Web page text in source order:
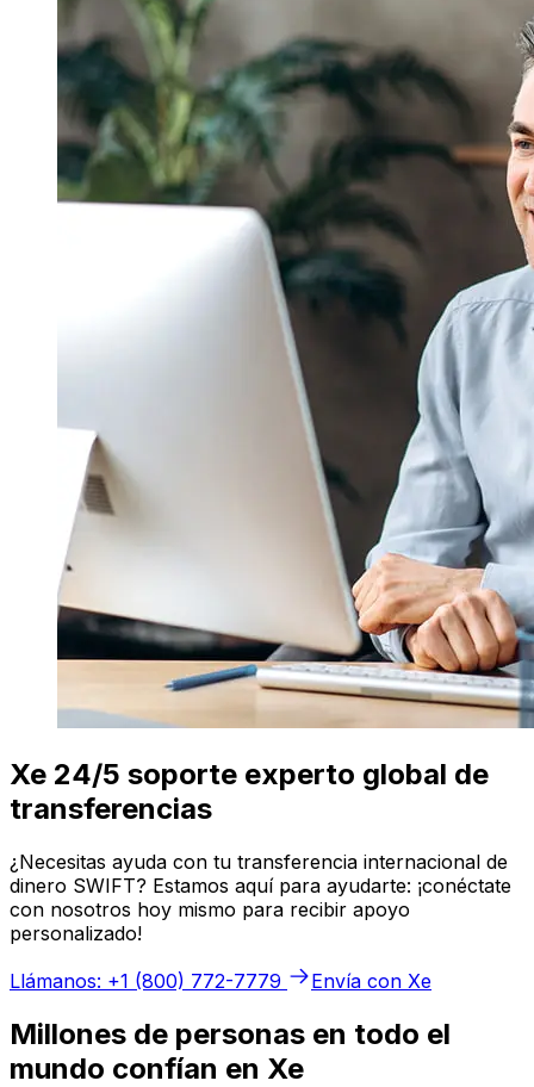
Xe 24/5 soporte experto global de
transferencias
¿Necesitas ayuda con tu transferencia internacional de
dinero SWIFT? Estamos aquí para ayudarte: ¡conéctate
con nosotros hoy mismo para recibir apoyo
personalizado!
Llámanos: +1 (800) 772-7779
Envía con Xe
Millones de personas en todo el
mundo confían en Xe